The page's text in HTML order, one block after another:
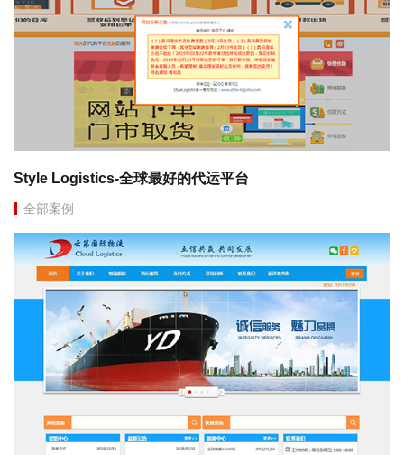
Style Logistics-全球最好的代运平台
全部案例